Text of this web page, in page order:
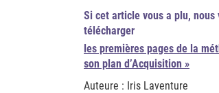
Si cet article vous a plu,
télécharger
les premières pages de la
son plan d’Acquisition »
Auteure : Iris Laventure